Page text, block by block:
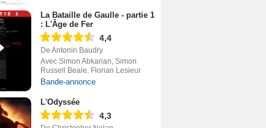
La Bataille de Gaulle - partie 1
: L'Âge de Fer
4,4
De Antonin Baudry
Avec Simon Abkarian, Simon
Russell Beale, Florian Lesieur
Bande-annonce
L'Odyssée
4,3